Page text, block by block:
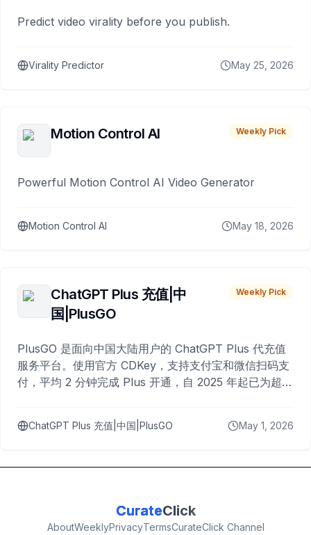
Predict video virality before you publish.
Virality Predictor May 25, 2026
Motion Control AI Weekly Pick
Powerful Motion Control AI Video Generator
Motion Control AI May 18, 2026
ChatGPT Plus 充值|中
国|PlusGO
Weekly Pick
PlusGO 是面向中国大陆用户的 ChatGPT Plus 代充值
服务平台。使用官方 CDKey，支持支付宝和微信扫码支
付，平均 2 分钟完成 Plus 开通，自 2025 年起已为超过
ChatGPT Plus 充值|中国|PlusGO May 1, 2026
CurateClick
AboutWeeklyPrivacyTermsCurateClick Channel